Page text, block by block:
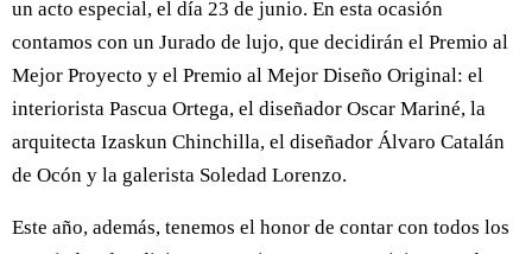
un acto especial, el día 23 de junio. En esta ocasión
contamos con un Jurado de lujo, que decidirán el Premio al
Mejor Proyecto y el Premio al Mejor Diseño Original: el
interiorista Pascua Ortega, el diseñador Oscar Mariné, la
arquitecta Izaskun Chinchilla, el diseñador Álvaro Catalán
de Ocón y la galerista Soledad Lorenzo.
Este año, además, tenemos el honor de contar con todos los